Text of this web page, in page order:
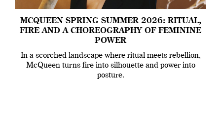
MCQUEEN SPRING SUMMER 2026: RITUAL,
FIRE AND A CHOREOGRAPHY OF FEMININE
POWER
In a scorched landscape where ritual meets rebellion,
McQueen turns fire into silhouette and power into
posture.